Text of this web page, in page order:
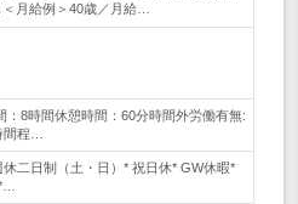
月給例＞40歳／月給…
：8時間休憩時間：60分時間外労働有無:
程…
二日制（土・日）* 祝日休* GW休暇*